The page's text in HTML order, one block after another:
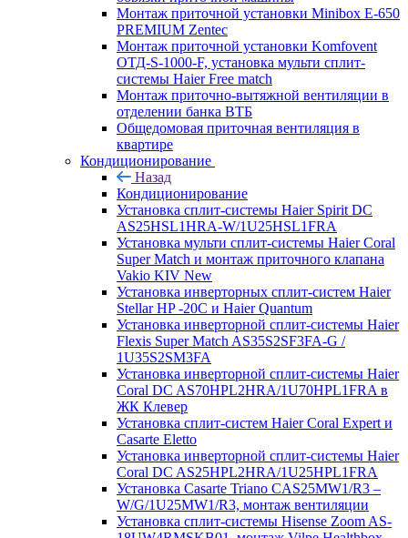
Монтаж приточной установки Minibox E-650
PREMIUM Zentec
Монтаж приточной установки Komfovent
ОТД-S-1000-F, установка мульти сплит-
системы Haier Free match
Монтаж приточно-вытяжной вентиляции в
отделении банка ВТБ
Общедомовая приточная вентиляция в
квартире
Кондиционирование
Назад
Кондиционирование
Установка сплит-системы Haier Spirit DC
AS25HSL1HRA-W/1U25HSL1FRA
Установка мульти сплит-системы Haier Coral
Super Match и монтаж приточного клапана
Vakio KIV New
Установка инверторных сплит-систем Haier
Stellar HP -20С и Haier Quantum
Установка инверторной сплит-системы Haier
Flexis Super Match AS35S2SF3FA-G /
1U35S2SM3FA
Установка инверторной сплит-системы Haier
Coral DC AS70HPL2HRA/1U70HPL1FRA в
ЖК Клевер
Установка сплит-систем Haier Coral Expert и
Casarte Eletto
Установка инверторной сплит-системы Haier
Coral DC AS25HPL2HRA/1U25HPL1FRA
Установка Casarte Triano CAS25MW1/R3 –
W/G/1U25MW1/R3, монтаж вентиляции
Установка сплит-системы Hisense Zoom AS-